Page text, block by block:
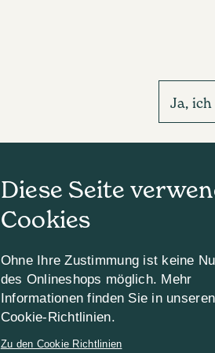
Ja,
Diese Seite
Cookies
Ohne Ihre Zustimmung ist keine
des Onlineshops möglich. Mehr
Informationen finden Sie in unseren
Cookie-Richtlinien.
Zu den Cookie Richtlinien